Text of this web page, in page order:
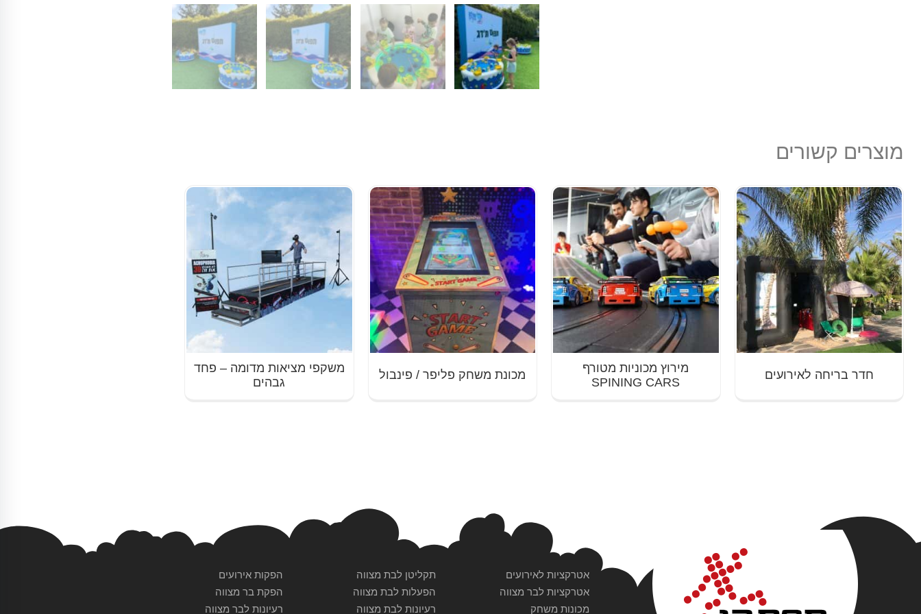
מוצרים קשורים
חדר בריחה לאירועים
מירוץ מכוניות מטורף
SPINING CARS
מכונת משחק פליפר / פינבול
משקפי מציאות מדומה – פחד
גבהים
אטרקציות לאירועים
אטרקציות לבר מצווה
מכונות משחק
תקליטן לבת מצווה
הפעלות לבת מצווה
רעיונות לבת מצווה
הפקות אירועים
הפקת בר מצווה
רעיונות לבר מצווה